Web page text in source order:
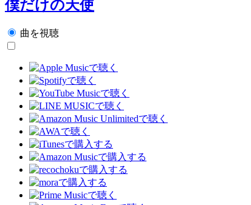
僕だけの天使
曲を視聴